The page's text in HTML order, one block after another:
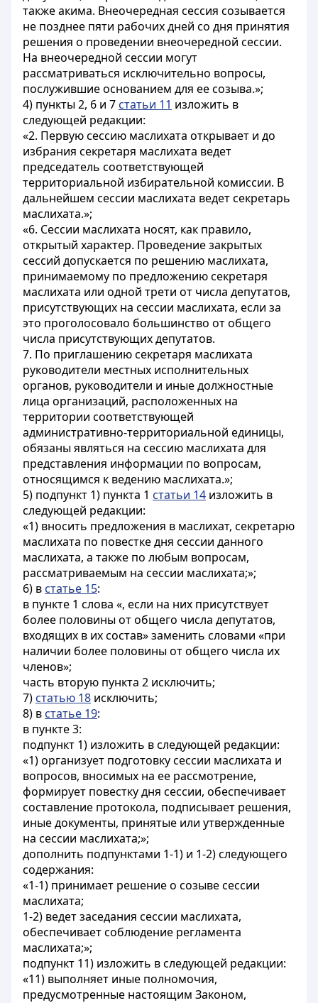
также акима. Внеочередная сессия созывается
не позднее пяти рабочих дней со дня принятия
решения о проведении внеочередной сессии.
На внеочередной сессии могут
рассматриваться исключительно вопросы,
послужившие основанием для ее созыва.»;
4) пункты 2, 6 и 7 статьи 11 изложить в
следующей редакции:
«2. Первую сессию маслихата открывает и до
избрания секретаря маслихата ведет
председатель соответствующей
территориальной избирательной комиссии. В
дальнейшем сессии маслихата ведет секретарь
маслихата.»;
«6. Сессии маслихата носят, как правило,
открытый характер. Проведение закрытых
сессий допускается по решению маслихата,
принимаемому по предложению секретаря
маслихата или одной трети от числа депутатов,
присутствующих на сессии маслихата, если за
это проголосовало большинство от общего
числа присутствующих депутатов.
7. По приглашению секретаря маслихата
руководители местных исполнительных
органов, руководители и иные должностные
лица организаций, расположенных на
территории соответствующей
административно-территориальной единицы,
обязаны являться на сессию маслихата для
представления информации по вопросам,
относящимся к ведению маслихата.»;
5) подпункт 1) пункта 1 статьи 14 изложить в
следующей редакции:
«1) вносить предложения в маслихат, секретарю
маслихата по повестке дня сессии данного
маслихата, а также по любым вопросам,
рассматриваемым на сессии маслихата;»;
6) в статье 15:
в пункте 1 слова «, если на них присутствует
более половины от общего числа депутатов,
входящих в их состав» заменить словами «при
наличии более половины от общего числа их
членов»;
часть вторую пункта 2 исключить;
7) статью 18 исключить;
8) в статье 19:
в пункте 3:
подпункт 1) изложить в следующей редакции:
«1) организует подготовку сессии маслихата и
вопросов, вносимых на ее рассмотрение,
формирует повестку дня сессии, обеспечивает
составление протокола, подписывает решения,
иные документы, принятые или утвержденные
на сессии маслихата;»;
дополнить подпунктами 1-1) и 1-2) следующего
содержания:
«1-1) принимает решение о созыве сессии
маслихата;
1-2) ведет заседания сессии маслихата,
обеспечивает соблюдение регламента
маслихата;»;
подпункт 11) изложить в следующей редакции:
«11) выполняет иные полномочия,
предусмотренные настоящим Законом,